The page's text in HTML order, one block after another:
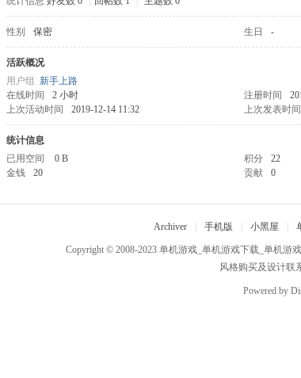
性别 保密 生日 -
活跃概况
用户组 新手上路
在线时间
2 小时 注册时间
上次活动时间
2019-12-14 11:32 上次发表时间
统计信息
已用空间
0 B 积分 22
金钱
20 贡献 0
Archiver 手机版 小黑屋
Copyright © 2008-2023 单机游戏_单机游戏下载_单机
风格购买及设计联
Powered by